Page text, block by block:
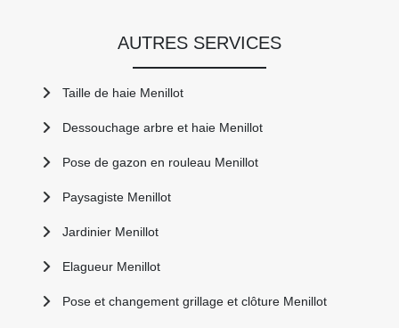
AUTRES SERVICES
Taille de haie Menillot
Dessouchage arbre et haie Menillot
Pose de gazon en rouleau Menillot
Paysagiste Menillot
Jardinier Menillot
Elagueur Menillot
Pose et changement grillage et clôture Menillot